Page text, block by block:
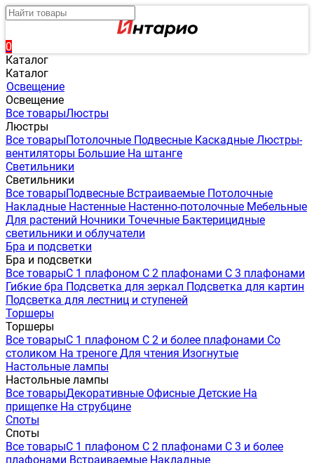
0
Каталог
Каталог
Освещение
Освещение
Все товарыЛюстры
Люстры
Все товарыПотолочные Подвесные Каскадные Люстры-
вентиляторы Большие На штанге
Светильники
Светильники
Все товарыПодвесные Встраиваемые Потолочные
Накладные Настенные Настенно-потолочные Мебельные
Для растений Ночники Точечные Бактерицидные
светильники и облучатели
Бра и подсветки
Бра и подсветки
Все товарыС 1 плафоном С 2 плафонами С 3 плафонами
Гибкие бра Подсветка для зеркал Подсветка для картин
Подсветка для лестниц и ступеней
Торшеры
Торшеры
Все товарыС 1 плафоном С 2 и более плафонами Со
столиком На треноге Для чтения Изогнутые
Настольные лампы
Настольные лампы
Все товарыДекоративные Офисные Детские На
прищепке На струбцине
Споты
Споты
Все товарыС 1 плафоном С 2 плафонами С 3 и более
плафонами Встраиваемые Накладные